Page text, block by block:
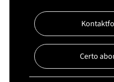
Certo